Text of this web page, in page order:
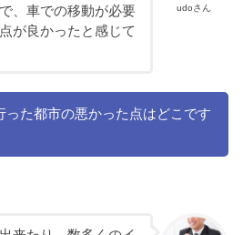
udoさん
、車での移動が必要
が良かったと感じて
った都市の悪かった点はどこです